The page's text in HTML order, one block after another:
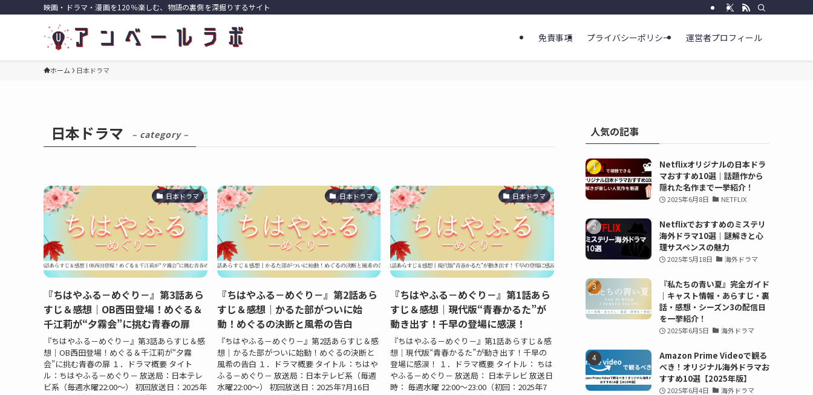
映画・ドラマ・漫画を120％楽しむ、物語の裏側を深掘りするサイト
免責事項 プライバシーポリシー 運営者プロフィール
ホーム 日本ドラマ
日本ドラマ – category –
日本ドラマ
『ちはやふる－めぐり－』第3話あら
すじ＆感想｜OB西田登場！めぐる＆
千江莉が“夕霧会”に挑む青春の扉
『ちはやふる－めぐり－』第3話あらすじ＆感
想｜OB西田登場！めぐる＆千江莉が“夕霧
会”に挑む青春の扉 １．ドラマ概要 タイト
ル：ちはやふる－めぐり－ 放送局：日本テレ
ビ系（毎週水曜22:00〜） 初回放送日：2025年
日本ドラマ
『ちはやふる－めぐり－』第2話あら
すじ＆感想｜かるた部がついに始
動！めぐるの決断と風希の告白
『ちはやふる－めぐり－』第2話あらすじ＆感
想｜かるた部がついに始動！めぐるの決断と
風希の告白 １．ドラマ概要 タイトル：ちはや
ふる－めぐり－ 放送局：日本テレビ系（毎週
水曜22:00〜） 初回放送日：2025年7月16日
日本ドラマ
『ちはやふる－めぐり－』第1話あら
すじ＆感想｜現代版“青春かるた”が
動き出す！千早の登場に感涙！
『ちはやふる－めぐり－』第1話あらすじ＆感
想｜現代版“青春かるた”が動き出す！千早の
登場に感涙！ １．ドラマ概要 タイトル： ちは
やふる－めぐり－ 放送局： 日本テレビ 放送日
時： 毎週水曜 22:00～23:00（初回：2025年7
人気の記事
Netflixオリジナルの日本ドラ
マおすすめ10選｜話題作から
隠れた名作まで一挙紹介！
2025年6月8日 NETFLIX
Netflixでおすすめのミステリ
海外ドラマ10選｜謎解きと心
理サスペンスの魅力
2025年5月18日 海外ドラマ
『私たちの青い夏』完全ガイド
｜キャスト情報・あらすじ・裏
話・感想・シーズン3の配信日
を一挙紹介！
2025年6月5日 海外ドラマ
Amazon Prime Videoで観る
べき！オリジナル海外ドラマお
すすめ10選【2025年版】
2025年6月4日 海外ドラマ